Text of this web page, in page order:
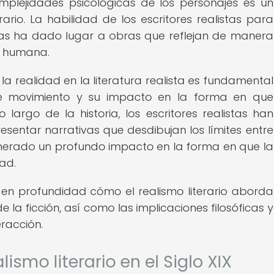
La habilidad de los escritores realistas para
ha dado lugar a obras que reflejan de manera
realidad en la literatura realista es fundamental
y su impacto en la forma en que
largo de la historia, los escritores realistas han
narrativas que desdibujan los límites entre
un profundo impacto en la forma en que la
profundidad cómo el realismo literario aborda
la ficción, así como las implicaciones filosóficas y
literario en el Siglo XIX